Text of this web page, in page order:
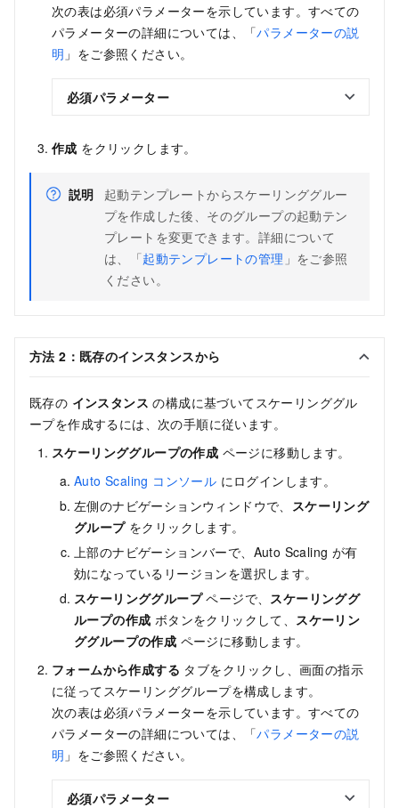
次の表は必須パラメーターを示しています。すべての
パラメーターの詳細については、「パラメーターの説
明 」をご参照ください。
必須パラメーター
作成 をクリックします。
説明
起動テンプレートからスケーリンググルー
プを作成した後、そのグループの起動テン
プレートを変更できます。詳細について
は、「起動テンプレートの管理 」をご参照
ください。
方法 2：既存のインスタンスから
既存の インスタンス の構成に基づいてスケーリンググル
ープを作成するには、次の手順に従います。
スケーリンググループの作成 ページに移動します。
Auto Scaling コンソール にログインします。
左側のナビゲーションウィンドウで、
スケーリング
グループをクリックします。
上部のナビゲーションバーで、Auto Scaling が有
効になっているリージョンを選択します。
スケーリンググループページで、 スケーリンググ
ループの作成 ボタンをクリックして、 スケーリン
ググループの作成 ページに移動します。
フォームから作成する タブをクリックし、画面の指示
に従ってスケーリンググループを構成します。
次の表は必須パラメーターを示しています。すべての
パラメーターの詳細については、「パラメーターの説
明 」をご参照ください。
必須パラメーター